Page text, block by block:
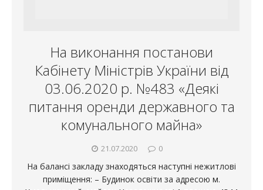
На виконання постанови
Кабінету Міністрів України від
03.06.2020 р. №483 «Деякі
питання оренди державного та
комунального майна»
21.07.2020 0
На балансі закладу знаходяться наступні нежитлові
приміщення: – Будинок освіти за адресою м.